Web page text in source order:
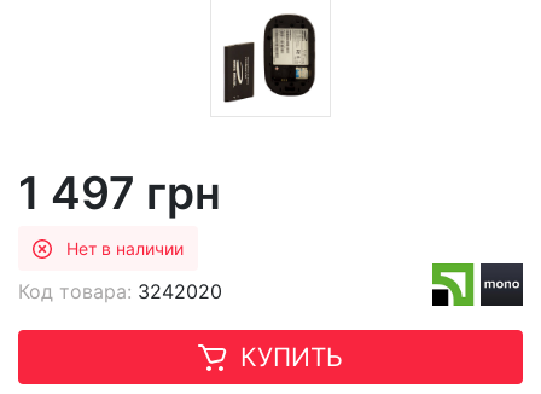
1 497 грн
Нет в наличии
Код товара: 3242020
КУПИТЬ